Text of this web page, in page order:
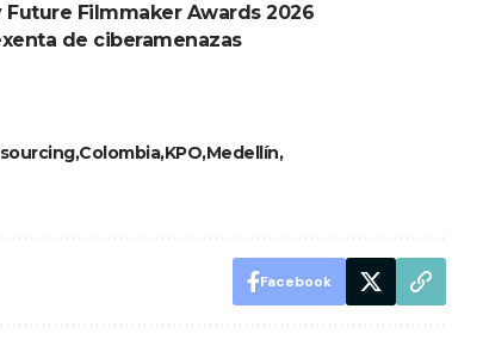
Filmmaker Awards 2026
de ciberamenazas
ColombiaKPOMedellín
Facebook